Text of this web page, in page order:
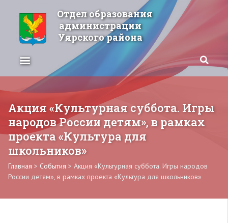
Отдел образования
администрации
Уярского района
Акция «Культурная суббота. Игры
народов России детям», в рамках
проекта «Культура для
школьников»
Главная > События > Акция «Культурная суббота. Игры народов
России детям», в рамках проекта «Культура для школьников»